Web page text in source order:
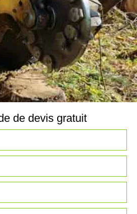
de devis gratuit